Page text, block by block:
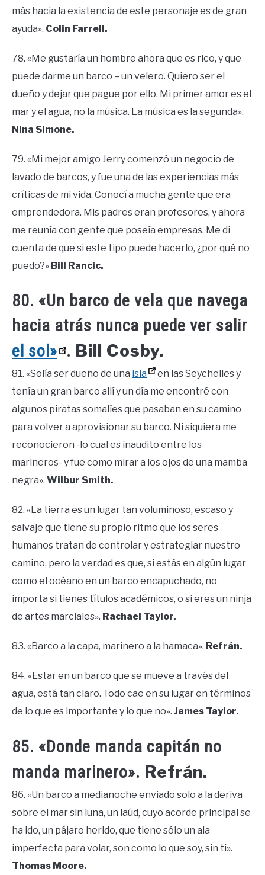
más hacia la existencia de este personaje es de gran
ayuda». Colin Farrell.
78. «Me gustaría un hombre ahora que es rico, y que
puede darme un barco – un velero. Quiero ser el
dueño y dejar que pague por ello. Mi primer amor es el
mar y el agua, no la música. La música es la segunda».
Nina Simone.
79. «Mi mejor amigo Jerry comenzó un negocio de
lavado de barcos, y fue una de las experiencias más
críticas de mi vida. Conocí a mucha gente que era
emprendedora. Mis padres eran profesores, y ahora
me reunía con gente que poseía empresas. Me di
cuenta de que si este tipo puede hacerlo, ¿por qué no
puedo?» Bill Rancic.
80. «Un barco de vela que navega
hacia atrás nunca puede ver salir
el sol» . Bill Cosby.
81. «Solía ser dueño de una isla
en las Seychelles y
tenía un gran barco allí y un día me encontré con
algunos piratas somalíes que pasaban en su camino
para volver a aprovisionar su barco. Ni siquiera me
reconocieron -lo cual es inaudito entre los
marineros- y fue como mirar a los ojos de una mamba
negra». Wilbur Smith.
82. «La tierra es un lugar tan voluminoso, escaso y
salvaje que tiene su propio ritmo que los seres
humanos tratan de controlar y estrategiar nuestro
camino, pero la verdad es que, si estás en algún lugar
como el océano en un barco encapuchado, no
importa si tienes títulos académicos, o si eres un ninja
de artes marciales». Rachael Taylor.
83. «Barco a la capa, marinero a la hamaca». Refrán.
84. «Estar en un barco que se mueve a través del
agua, está tan claro. Todo cae en su lugar en términos
de lo que es importante y lo que no». James Taylor.
85. «Donde manda capitán no
manda marinero». Refrán.
86. «Un barco a medianoche enviado solo a la deriva
sobre el mar sin luna, un laúd, cuyo acorde principal se
ha ido, un pájaro herido, que tiene sólo un ala
imperfecta para volar, son como lo que soy, sin ti».
Thomas Moore.